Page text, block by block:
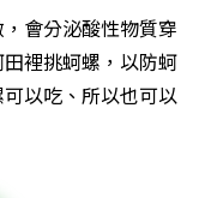
會分泌酸性物質穿
裡挑蚵螺，以防蚵
以吃、所以也可以